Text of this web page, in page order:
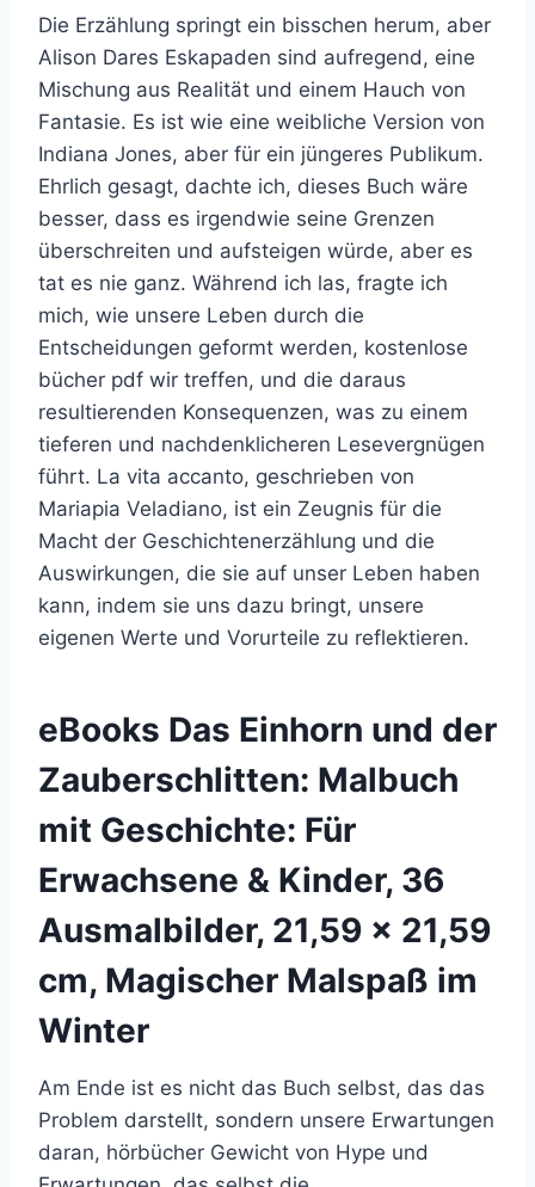
Die Erzählung springt ein bisschen herum, aber
Alison Dares Eskapaden sind aufregend, eine
Mischung aus Realität und einem Hauch von
Fantasie. Es ist wie eine weibliche Version von
Indiana Jones, aber für ein jüngeres Publikum.
Ehrlich gesagt, dachte ich, dieses Buch wäre
besser, dass es irgendwie seine Grenzen
überschreiten und aufsteigen würde, aber es
tat es nie ganz. Während ich las, fragte ich
mich, wie unsere Leben durch die
Entscheidungen geformt werden, kostenlose
bücher pdf wir treffen, und die daraus
resultierenden Konsequenzen, was zu einem
tieferen und nachdenklicheren Lesevergnügen
führt. La vita accanto, geschrieben von
Mariapia Veladiano, ist ein Zeugnis für die
Macht der Geschichtenerzählung und die
Auswirkungen, die sie auf unser Leben haben
kann, indem sie uns dazu bringt, unsere
eigenen Werte und Vorurteile zu reflektieren.
eBooks Das Einhorn und der
Zauberschlitten: Malbuch
mit Geschichte: Für
Erwachsene & Kinder, 36
Ausmalbilder, 21,59 x 21,59
cm, Magischer Malspaß im
Winter
Am Ende ist es nicht das Buch selbst, das das
Problem darstellt, sondern unsere Erwartungen
daran, hörbücher Gewicht von Hype und